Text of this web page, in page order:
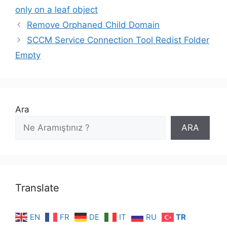
only on a leaf object
Remove Orphaned Child Domain
SCCM Service Connection Tool Redist Folder
Empty
Ara
ARA
Translate
EN FR DE IT RU TR